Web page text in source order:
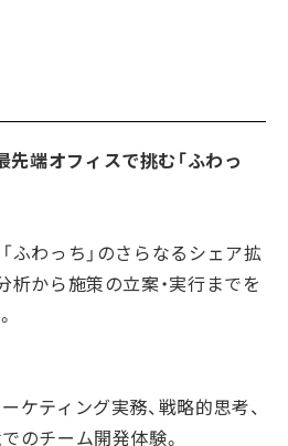
先端オフィスで挑む「ふわっ
ふわっち」のさらなるシェア拡
析から施策の立案・実行までを
ケティング実務、戦略的思考、
のチーム開発体験。